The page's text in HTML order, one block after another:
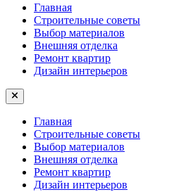
Главная
Строительные советы
Выбор материалов
Внешняя отделка
Ремонт квартир
Дизайн интерьеров
Главная
Строительные советы
Выбор материалов
Внешняя отделка
Ремонт квартир
Дизайн интерьеров